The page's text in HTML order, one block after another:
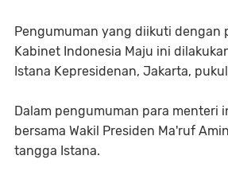
Pengumuman yang diikuti dengan
Kabinet Indonesia Maju ini
Istana Kepresidenan, Jakarta, pukul
Dalam pengumuman para menteri
bersama Wakil Presiden Ma'ruf
tangga Istana.